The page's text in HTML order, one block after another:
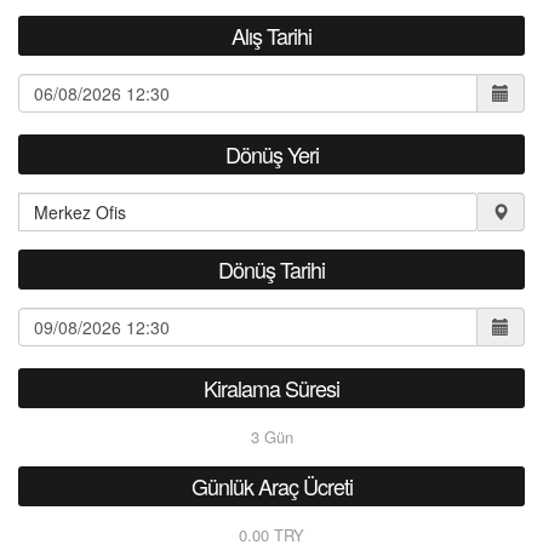
Alış Tarihi
Dönüş Yeri
Dönüş Tarihi
Kiralama Süresi
3Gün
Günlük Araç Ücreti
0.00 TRY